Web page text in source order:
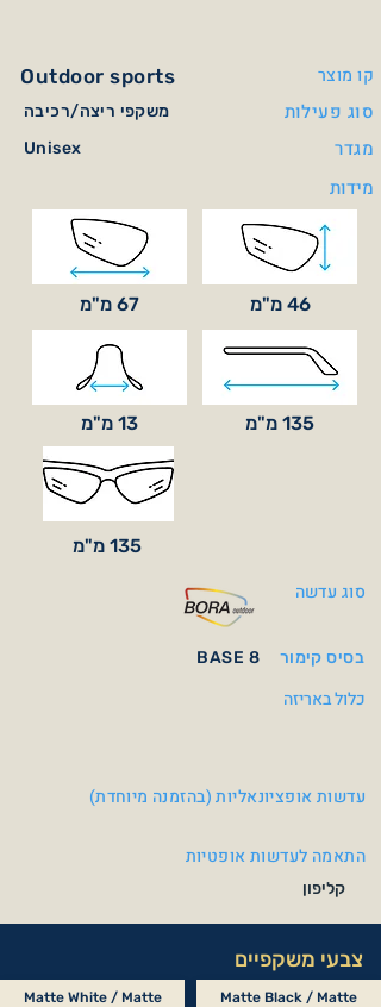
Outdoor sports קו מוצר
משקפי ריצה/רכיבה סוג פעילות
Unisex
מגדר
מידות
67 מ"מ 46 מ"מ
13 מ"מ 135 מ"מ
135 מ"מ
סוג עדשה
BASE 8 בסיס קימור
כלול באריזה
עדשות אופציונאליות (בהזמנה מיוחדת)
התאמה לעדשות אופטיות
קליפון
צבעי משקפיים
Matte White / Matte
Matte Black / Matte